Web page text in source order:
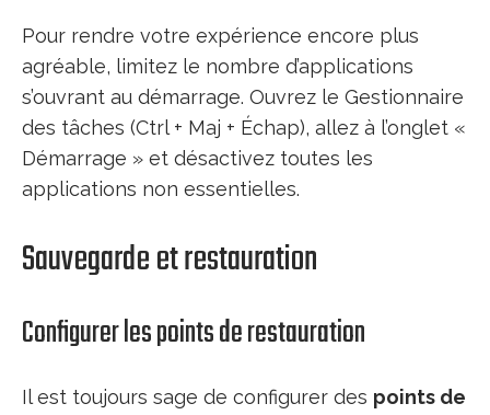
Pour rendre votre expérience encore plus
agréable, limitez le nombre d’applications
s’ouvrant au démarrage. Ouvrez le Gestionnaire
des tâches (Ctrl + Maj + Échap), allez à l’onglet «
Démarrage » et désactivez toutes les
applications non essentielles.
Sauvegarde et restauration
Configurer les points de restauration
Il est toujours sage de configurer des points de